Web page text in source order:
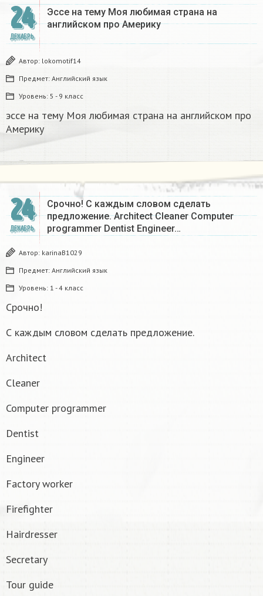
24
ДЕКАБРЬ
Эссе на тему Моя любимая страна на
английском про Америку​
Автор: lokomotif14
Предмет: Английский язык
Уровень: 5 - 9 класс
эссе на тему Моя любимая страна на английском про
Америку​
24
ДЕКАБРЬ
Срочно! С каждым словом сделать
предложение. Architect Cleaner Computer
programmer Dentist Engineer…
Автор: karinaB1029
Предмет: Английский язык
Уровень: 1 - 4 класс
Срочно!
С каждым словом сделать предложение.
Architect
Cleaner
Computer programmer
Dentist
Engineer
Factory worker
Firefighter
Hairdresser
Secretary
Tour guide